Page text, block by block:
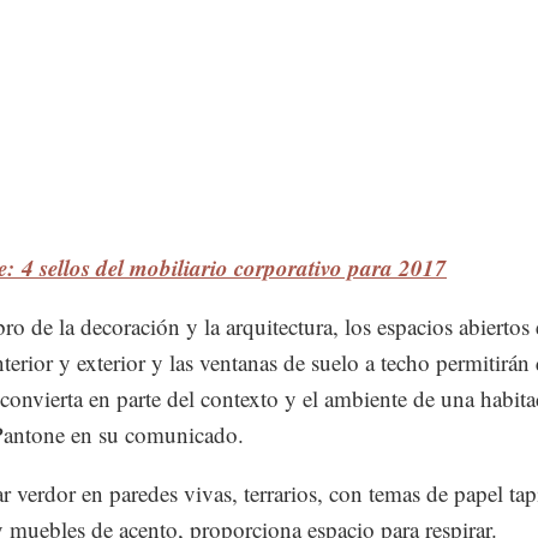
4 sellos del mobiliario corporativo para 2017
de la decoración y la arquitectura, los espacios abiertos
y exterior y las ventanas de suelo a techo permitirán
en parte del contexto y el ambiente de una
en su comunicado.
verdor en paredes vivas, terrarios, con temas de papel
de acento, proporciona espacio para respirar.